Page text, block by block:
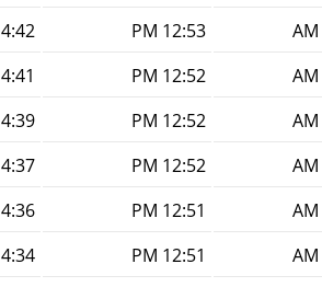
12:53 PM
4:42 PM
12:52 PM
4:41 PM
12:52 PM
4:39 PM
12:52 PM
4:37 PM
12:51 PM
4:36 PM
12:51 PM
4:34 PM